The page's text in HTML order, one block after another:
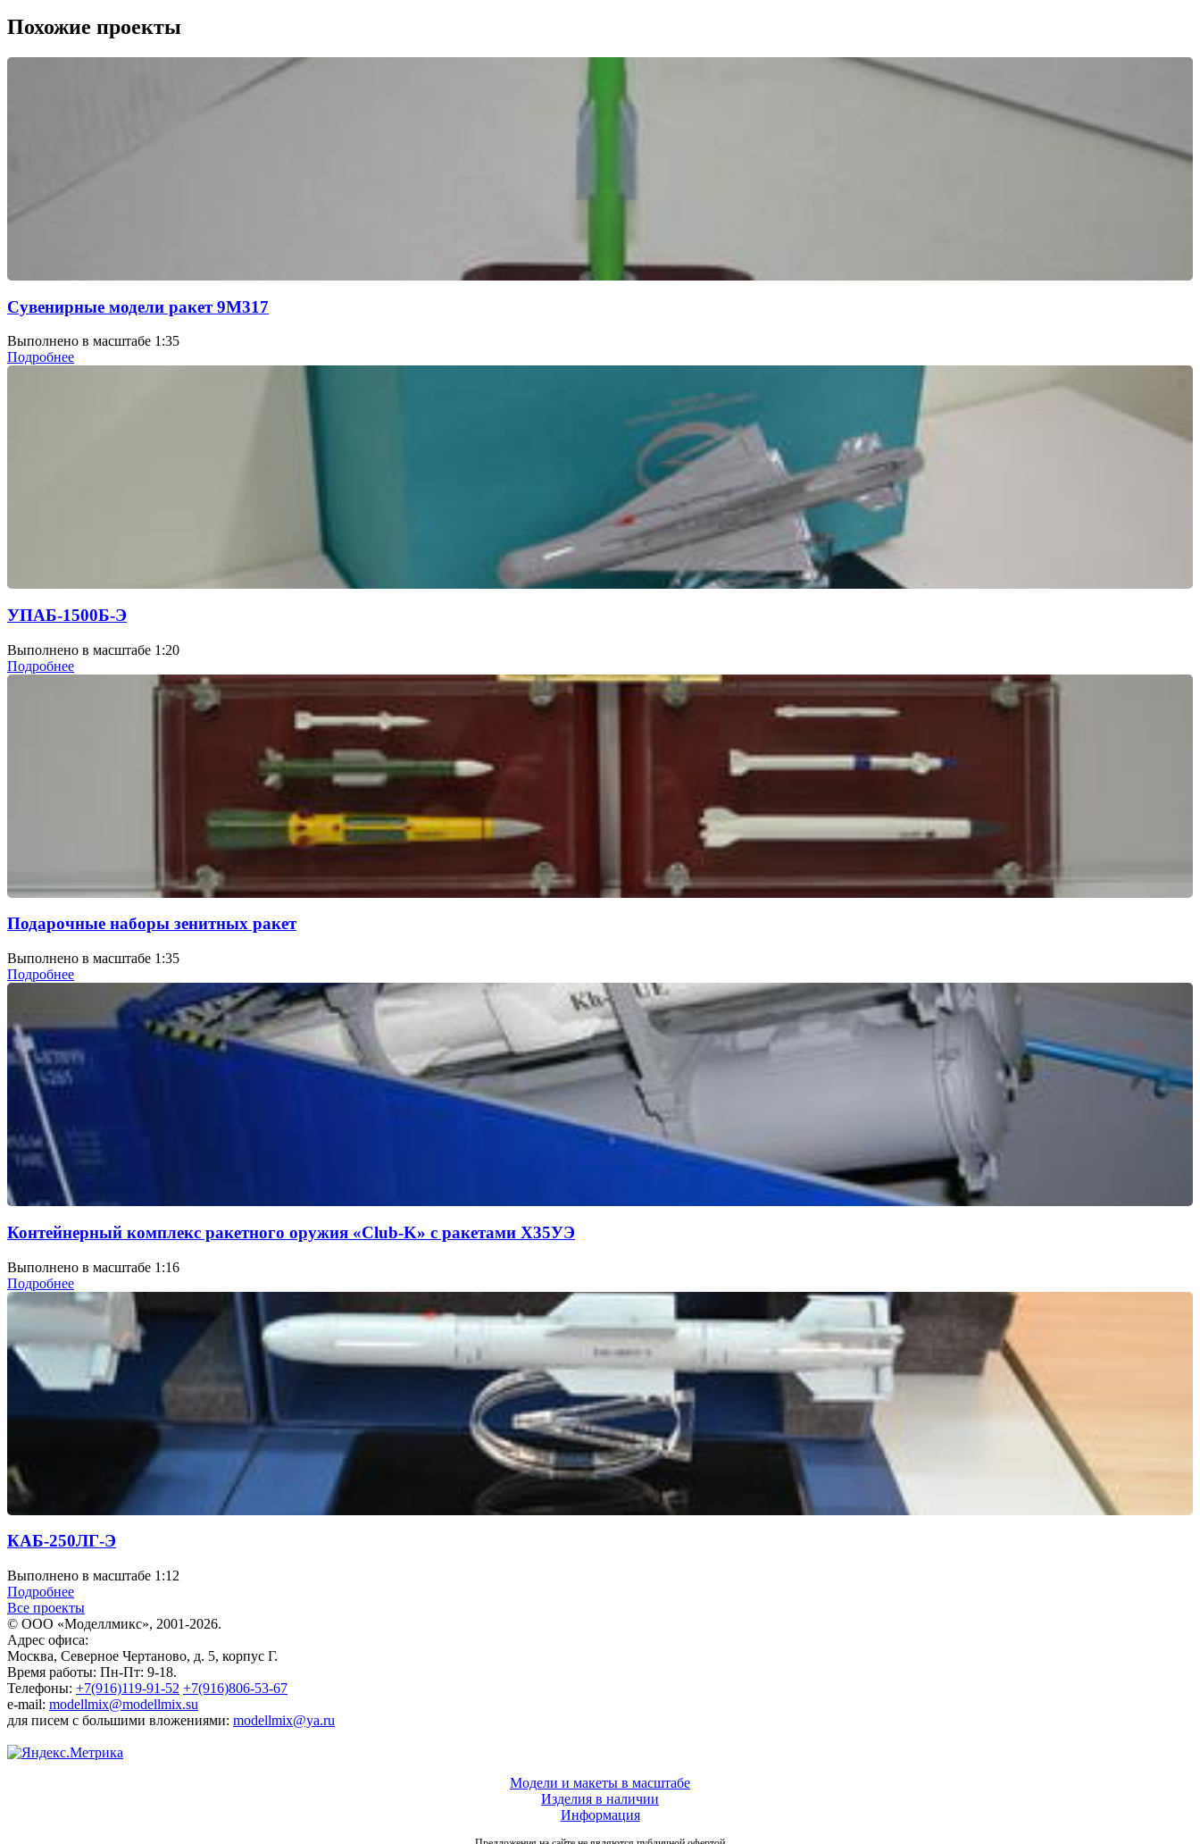
Похожие проекты
Сувенирные модели ракет 9М317
Выполнено в масштабе 1:35
Подробнее
УПАБ-1500Б-Э
Выполнено в масштабе 1:20
Подробнее
Подарочные наборы зенитных ракет
Выполнено в масштабе 1:35
Подробнее
Контейнерный комплекс ракетного оружия «Club-K» с ракетами Х35УЭ
Выполнено в масштабе 1:16
Подробнее
КАБ-250ЛГ-Э
Выполнено в масштабе 1:12
Подробнее
Все проекты
© ООО «Моделлмикс», 2001-2026.
Адрес офиса:
Москва, Северное Чертаново, д. 5, корпус Г.
Время работы: Пн-Пт: 9-18.
Телефоны: +7(916)119-91-52 +7(916)806-53-67
e-mail: modellmix@modellmix.su
для писем с большими вложениями: modellmix@ya.ru
Модели и макеты в масштабе
Изделия в наличии
Информация